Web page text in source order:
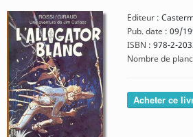
Editeur :
Pub. date : 09/
ISBN : 978-2-
Nombre de
Acheter ce